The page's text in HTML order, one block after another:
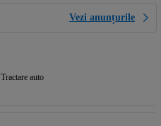
Vezi anunțurile
Tractare auto